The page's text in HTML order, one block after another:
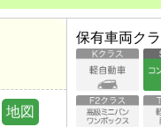
地図
保有車両ク